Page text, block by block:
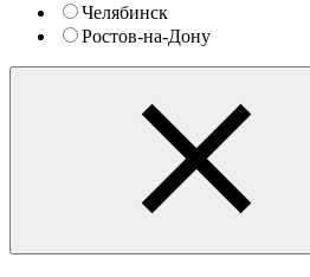
Челябинск
Ростов-на-Дону